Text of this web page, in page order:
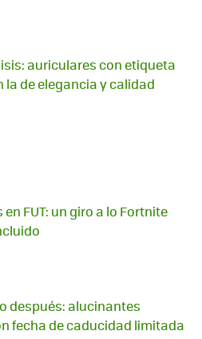
auriculares con etiqueta
de elegancia y calidad
FUT: un giro a lo Fortnite
después: alucinantes
fecha de caducidad limitada